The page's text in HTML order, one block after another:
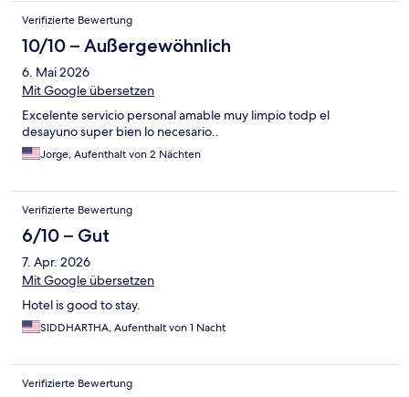
Verifizierte Bewertung
10/10 – Außergewöhnlich
6. Mai 2026
Mit Google übersetzen
Excelente servicio personal amable muy limpio todp el
desayuno super bien lo necesario..
Jorge, Aufenthalt von 2 Nächten
Verifizierte Bewertung
6/10 – Gut
7. Apr. 2026
Mit Google übersetzen
Hotel is good to stay.
SIDDHARTHA, Aufenthalt von 1 Nacht
Verifizierte Bewertung